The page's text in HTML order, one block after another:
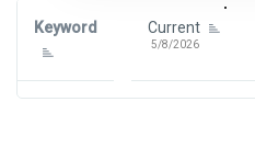
Keyword Current
5/8/2026